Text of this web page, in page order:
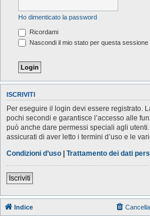
Ho dimenticato la password
Ricordami
Nascondi il mio stato per questa sessione
ISCRIVITI
Per eseguire il login devi essere registrato.
pochi secondi e garantisce l’accesso alle
può anche dare permessi speciali agli
assicurati di aver letto i termini d’uso e le
Condizioni d’uso | Trattamento dei dati
Iscriviti
Indice